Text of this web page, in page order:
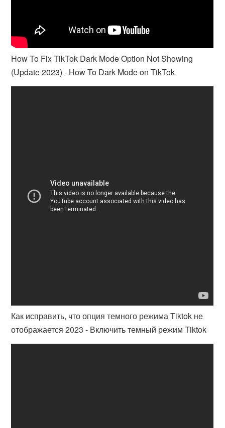
How To Fix TikTok Dark Mode Option Not Showing
(Update 2023) - How To Dark Mode on TikTok
Как исправить, что опция темного режима Tiktok не
отображается 2023 - Включить темный режим Tiktok